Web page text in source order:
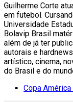
Guilherme Corte
em futebol.
Universidade
Bolavip Brasil
além de já ter
autorais e
artístico, cinema,
do Brasil e do
Copa